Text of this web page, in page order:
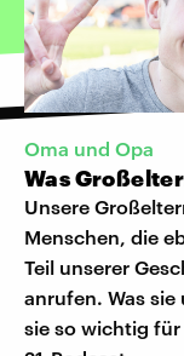
Oma und Opa
Was
Unsere
Menschen, die
Teil unserer
anrufen. Was
sie so wichtig